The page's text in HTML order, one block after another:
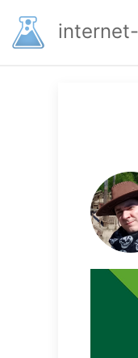
основному